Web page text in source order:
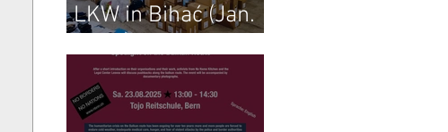
LKW in Bihać (Jan.